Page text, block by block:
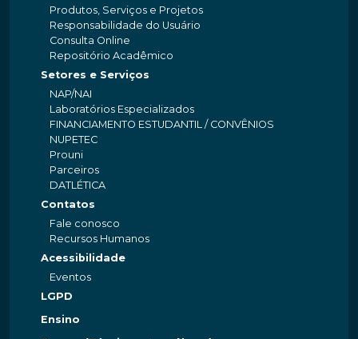
Produtos, Serviços e Projetos
Responsabilidade do Usuário
Consulta Online
Repositório Acadêmico
Setores e Serviços
NAP/NAI
Laboratórios Especializados
FINANCIAMENTO ESTUDANTIL / CONVÊNIOS
NUPETEC
Prouni
Parceiros
DATLÉTICA
Contatos
Fale conosco
Recursos Humanos
Acessibilidade
Eventos
LGPD
Ensino